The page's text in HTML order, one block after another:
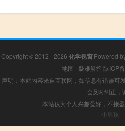
Copyright © 2012 - 2026 化学视窗 Powered
地图 | 疑难解答 陕ICP
声明：本站内容来自互联网，如信息有错误可
会及时纠正，
本站仅为个人兴趣爱好，不接
小男孩